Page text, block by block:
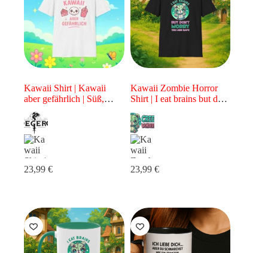
Kawaii Shirt | Kawaii
aber gefährlich | Süß,
niedlich & rebellisch |
Shirt für Damen & Herren
| Unisex Shirt | Kawaii
Shirt
23,99 €
Kawaii Zombie Horror
Shirt | I eat brains but dont
Kawaii Zombie Bär
23,99 €